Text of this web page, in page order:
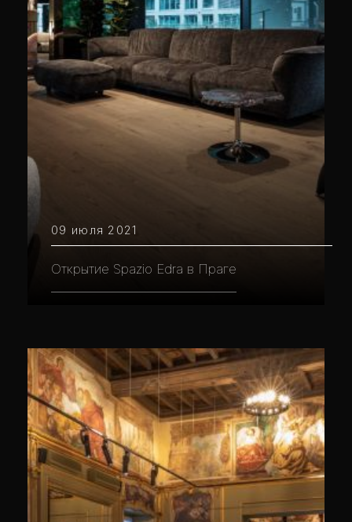
09 июля 2021
Открытие Spazio Edra в Праге